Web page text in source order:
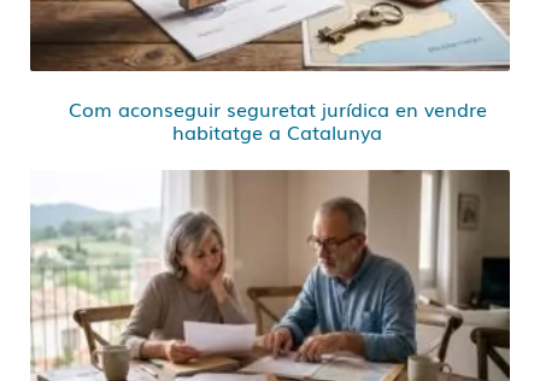
Com aconseguir seguretat jurídica en vendre
habitatge a Catalunya